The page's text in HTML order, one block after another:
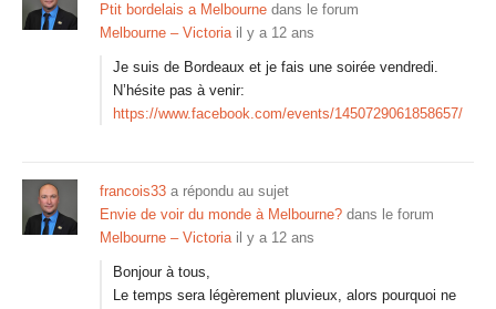
Ptit bordelais a Melbourne dans le forum
Melbourne – Victoria il y a 12 ans
Je suis de Bordeaux et je fais une soirée vendredi.
N’hésite pas à venir:
https://www.facebook.com/events/1450729061858657/
francois33 a répondu au sujet
Envie de voir du monde à Melbourne? dans le forum
Melbourne – Victoria il y a 12 ans
Bonjour à tous,
Le temps sera légèrement pluvieux, alors pourquoi ne